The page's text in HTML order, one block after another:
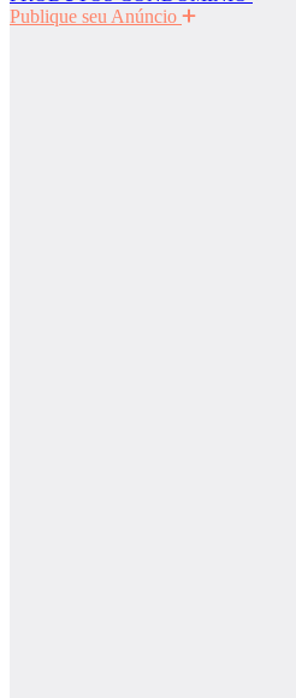
Publique seu Anúncio